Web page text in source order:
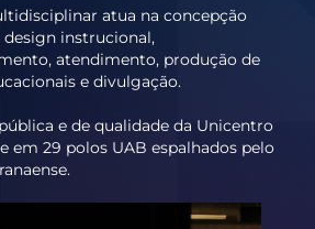
atua na concepção
design instrucional,
atendimento, produção de
e divulgação.
e de qualidade da Unicentro
em 29 polos UAB espalhados pelo